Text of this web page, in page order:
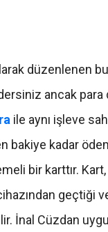
düzenlenen bu
ancak
ile aynı işleve
bakiye kadar
bir karttır.
geçtiği
İnal Cüzdan